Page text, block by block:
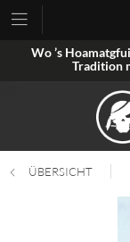
Wo ’s
Tradition
ÜBERSICHT